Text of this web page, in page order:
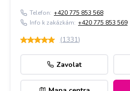
Telefon: +420 775 853 568
Info k zakázkám: +420 775 853 569
(1331)
Zavolat